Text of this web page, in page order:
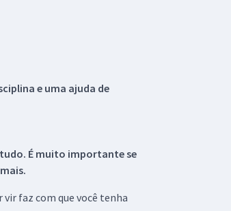
e uma ajuda de
É muito importante se
faz com que você tenha